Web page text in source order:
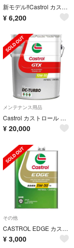
新モデル‼︎Castrol カストロールEDGE 5w-40 4L 1缶
¥ 6,200
メンテナンス用品
Castrol カストロール GTX DC-TURBO 10Ｗ-30 20L
¥ 20,000
その他
CASTROL EDGE カストロール エッジ 5W-30 FE 4L
¥ 3,000